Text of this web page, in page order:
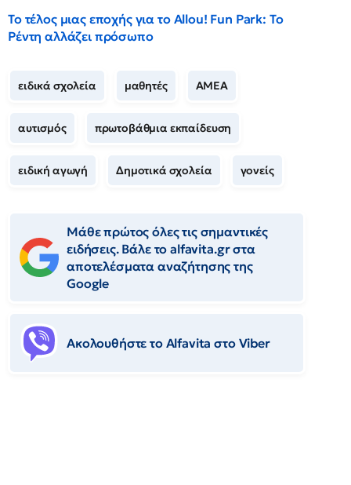
Το τέλος μιας εποχής για το Allou! Fun Park: Το
Ρέντη αλλάζει πρόσωπο
ειδικά σχολεία μαθητές ΑΜΕΑ
αυτισμός πρωτοβάθμια εκπαίδευση
ειδική αγωγή Δημοτικά σχολεία γονείς
Μάθε πρώτος όλες τις σημαντικές
ειδήσεις. Βάλε το alfavita.gr στα
αποτελέσματα αναζήτησης της
Google
Ακολουθήστε το Αlfavita στο Viber